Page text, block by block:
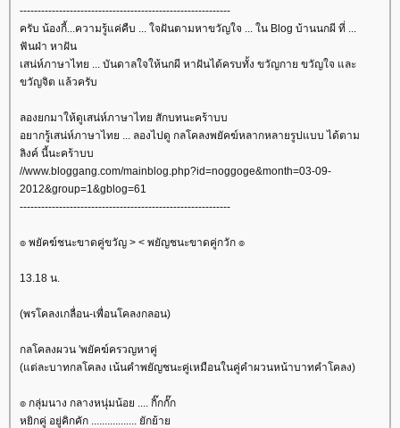
-----------------------------------------------------------
ครับ น้องกี้...ความรู้แค่คืบ ... ใจฝันตามหาขวัญใจ ... ใน Blog บ้านนกผี ที่ ...
ฟันฝ่า หาฝัน
เสน่ห์ภาษาไทย ... บันดาลใจให้นกผี หาฝันได้ครบทั้ง ขวัญกาย ขวัญใจ และ
ขวัญจิต แล้วครับ
ลองยกมาให้ดูเสน่ห์ภาษาไทย สักบทนะคร้าบบ
อยากรู้เสน่ห์ภาษาไทย ... ลองไปดู กลโคลงพยัคฆ์หลากหลายรูปแบบ ได้ตาม
ลิงค์ นี้นะคร้าบบ
//www.bloggang.com/mainblog.php?id=noggoge&month=03-09-
2012&group=1&gblog=61
-----------------------------------------------------------
๏ พยัคฆ์ชนะขาดคู่ขวัญ > < พยัญชนะขาดคู่กวัก ๏
13.18 น.
(พรโคลงเกลื่อน-เพื่อนโคลงกลอน)
กลโคลงผวน 'พยัคฆ์ครวญหาคู่
(แต่ละบาทกลโคลง เน้นคำพยัญชนะคู่เหมือนในคู่คำผวนหน้าบาทคำโคลง)
๏ กลุ่มนาง กลางหนุ่มน้อย .... กิ๊กกั๊ก
หยิกคู่ อยู่คิกคัก ................. ยักย้า